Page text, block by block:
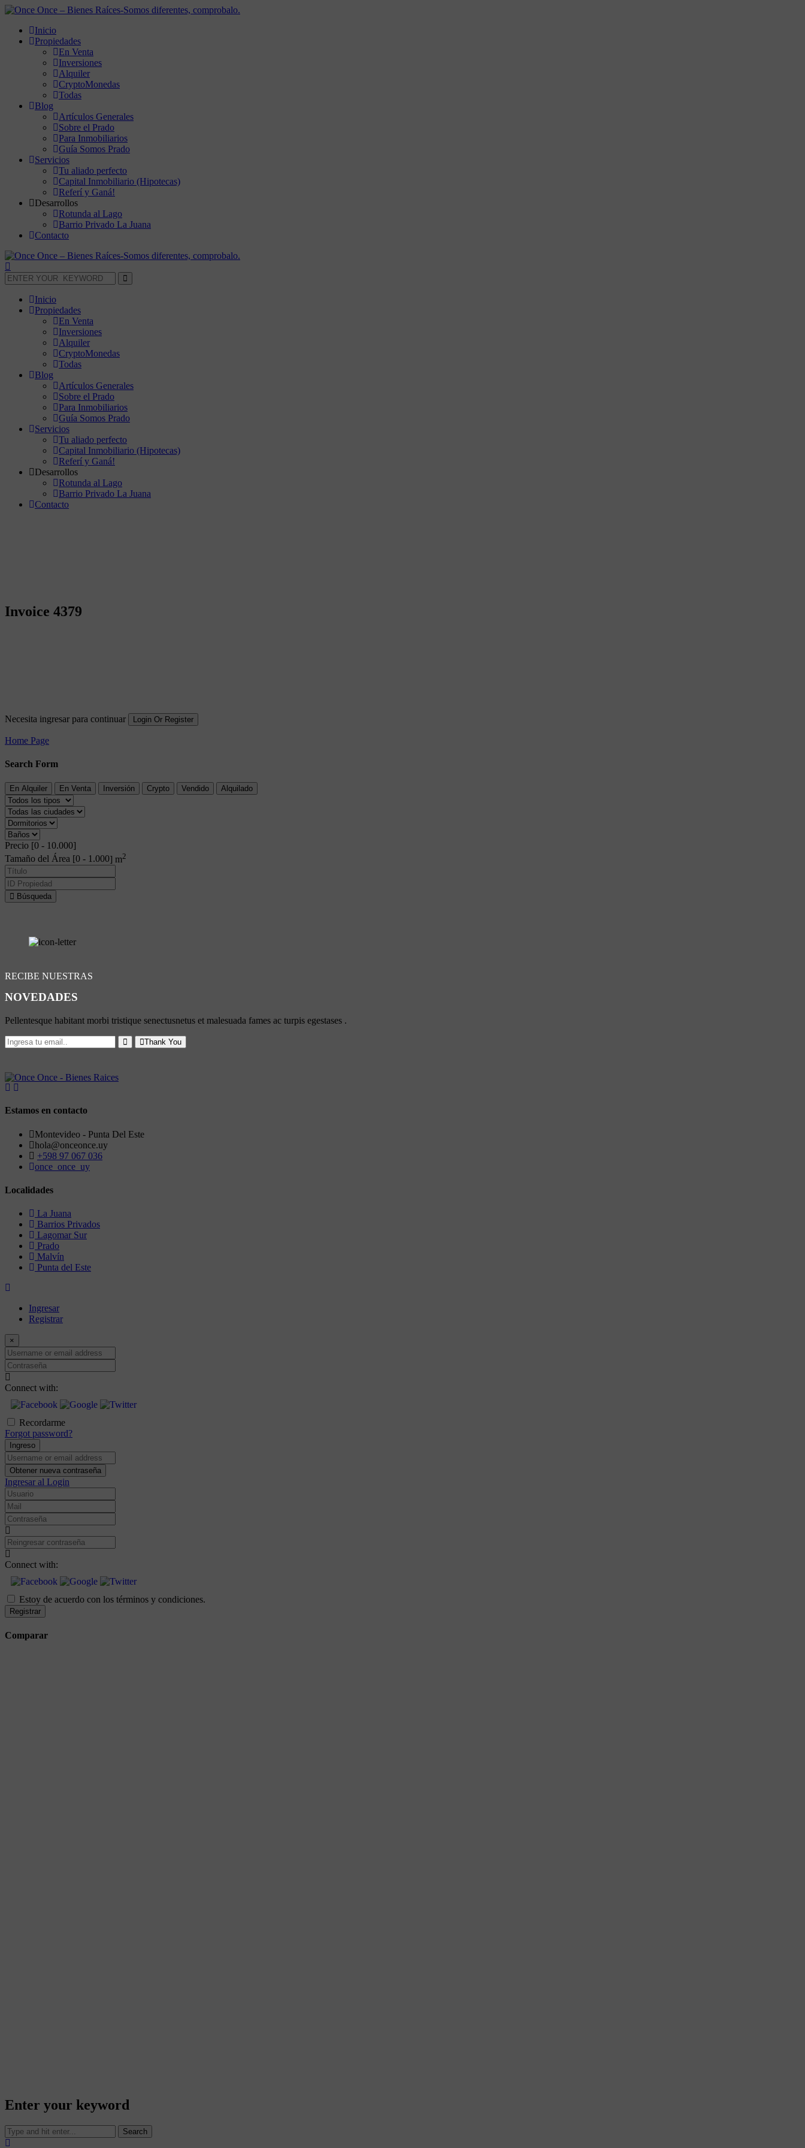
Inicio
Propiedades
En Venta
Inversiones
Alquiler
CryptoMonedas
Todas
Blog
Artículos Generales
Sobre el Prado
Para Inmobiliarios
Guía Somos Prado
Servicios
Tu aliado perfecto
Capital Inmobiliario (Hipotecas)
Referí y Ganá!
Desarrollos
Rotunda al Lago
Barrio Privado La Juana
Contacto
Inicio
Propiedades
En Venta
Inversiones
Alquiler
CryptoMonedas
Todas
Blog
Artículos Generales
Sobre el Prado
Para Inmobiliarios
Guía Somos Prado
Servicios
Tu aliado perfecto
Capital Inmobiliario (Hipotecas)
Referí y Ganá!
Desarrollos
Rotunda al Lago
Barrio Privado La Juana
Contacto
Invoice 4379
Necesita ingresar para continuar Login Or Register
Home Page
Search Form
En Alquiler En Venta Inversión Crypto Vendido Alquilado
Precio [0 - 10.000]
Tamaño del Área [0 - 1.000] m2
Búsqueda
RECIBE NUESTRAS
NOVEDADES
Pellentesque habitant morbi tristique senectusnetus et malesuada fames ac turpis egestases .
Thank You
Estamos en contacto
Montevideo - Punta Del Este
hola@onceonce.uy
+598 97 067 036
once_once_uy
Localidades
La Juana
Barrios Privados
Lagomar Sur
Prado
Malvín
Punta del Este
Ingresar
Registrar
×
Username
or
email
address
Contraseña
Connect with:
Recordarme
Forgot password?
Ingreso
Username
or
email
address
Obtener nueva contraseña
Ingresar al Login
Usuario
Mail
Contraseña
Reingresar
contraseña
Connect with:
Estoy de acuerdo con los términos y condiciones.
Registrar
Comparar
Enter your keyword
Search